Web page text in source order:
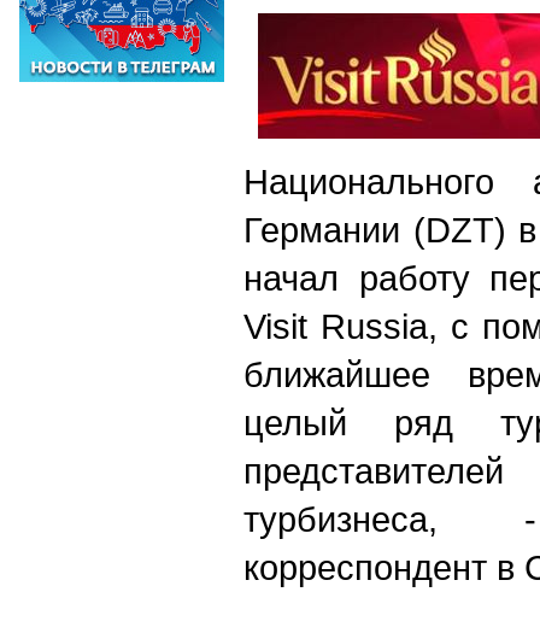
Национального
Германии (DZT)
начал работу
Visit Russia, с
ближайшее
целый ряд
корреспондент в